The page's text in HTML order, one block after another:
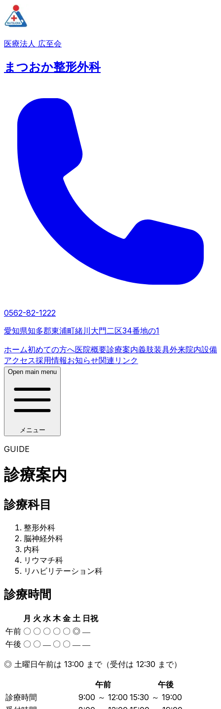
医療法人 広至会
まつおか整形外科
0562-82-1222
愛知県知多郡東浦町緒川大門二区34番地の1
ホーム初めての方へ医院概要診療案内義肢装具外来院内設備
アクセス採用情報お知らせ関連リンク
Open main menu
メニュー
GUIDE
診療案内
診療科目
整形外科
脳神経外科
内科
リウマチ科
リハビリテーション科
診療時間
月 火 水 木 金 土 日祝
午前 〇 〇 〇 〇 〇 ◎ ―
午後 〇 〇 ― 〇 〇 ― ―
◎ 土曜日午前は 13:00 まで（受付は 12:30 まで）
午前
午後
診療時間
9:00 ～ 12:00 15:30 ～ 19:00